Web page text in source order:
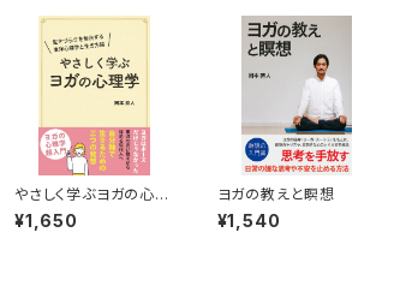
やさしく学ぶヨガの心理
学
¥1,650
ヨガの教えと瞑想
¥1,540